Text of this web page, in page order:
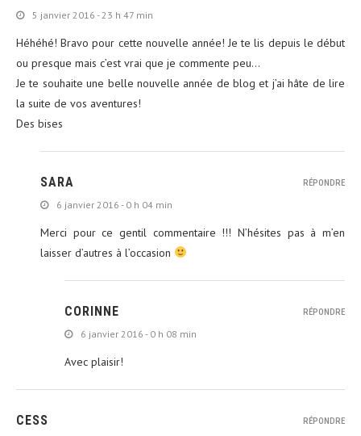
5 janvier 2016 - 23 h 47 min
Héhéhé! Bravo pour cette nouvelle année! Je te lis depuis le début
ou presque mais c’est vrai que je commente peu…
Je te souhaite une belle nouvelle année de blog et j’ai hâte de lire
la suite de vos aventures!
Des bises
SARA
6 janvier 2016 - 0 h 04 min
Merci pour ce gentil commentaire !!! N’hésites pas à m’en
laisser d’autres à l’occasion
RÉPONDRE
CORINNE
6 janvier 2016 - 0 h 08 min
Avec plaisir!
RÉPONDRE
CESS RÉPONDRE